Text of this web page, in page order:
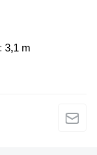
3,1 m